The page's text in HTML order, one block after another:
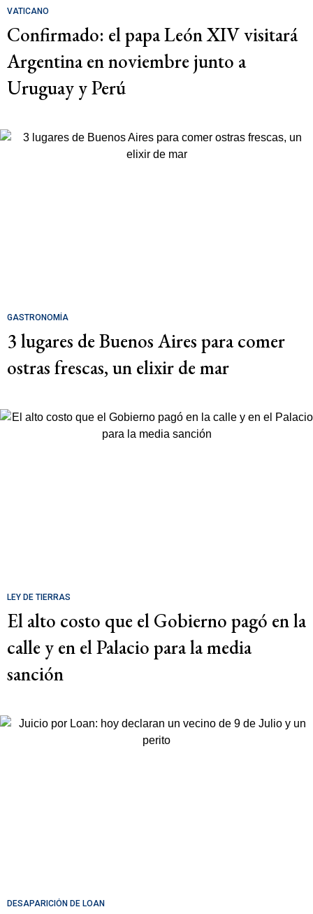
VATICANO
Confirmado: el papa León XIV visitará
Argentina en noviembre junto a
Uruguay y Perú
GASTRONOMÍA
3 lugares de Buenos Aires para comer
ostras frescas, un elixir de mar
LEY DE TIERRAS
El alto costo que el Gobierno pagó en la
calle y en el Palacio para la media
sanción
DESAPARICIÓN DE LOAN